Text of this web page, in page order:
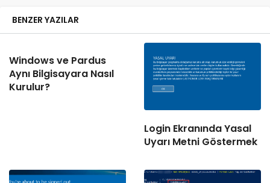
BENZER YAZILAR
Windows ve Pardus
Aynı Bilgisayara Nasıl
Kurulur?
Login Ekranında Yasal
Uyarı Metni Göstermek